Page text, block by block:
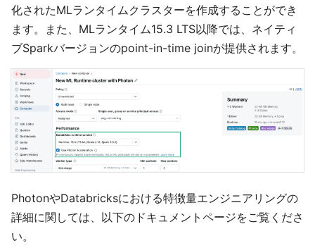
化されたMLランタイムクラスターを作成することができ
ます。また、MLランタイム15.3 LTS以降では、ネイティ
ブSparkバージョンのpoint-in-time joinが提供されます。
PhotonやDatabricksにおける特徴量エンジニアリングの
詳細に関しては、以下のドキュメントページをご覧くださ
い。